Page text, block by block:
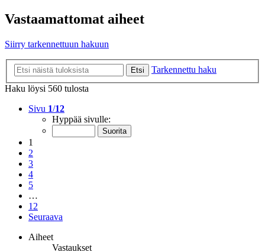
Vastaamattomat aiheet
Siirry tarkennettuun hakuun
Etsi
Tarkennettu haku
Haku löysi 560 tulosta
Sivu 1/12
Hyppää sivulle:
1
2
3
4
5
…
12
Seuraava
Aiheet
Vastaukset